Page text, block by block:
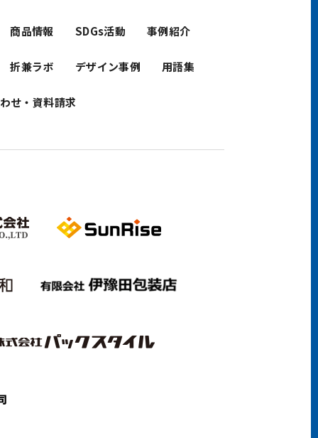
商品情報 SDGs活動 事例紹介
折兼ラボ デザイン事例 用語集
せ・資料請求